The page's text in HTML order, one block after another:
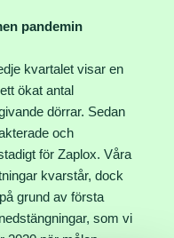
pandemin
kvartalet visar en
ökat antal
dörrar. Sedan
och
för Zaplox. Våra
kvarstår, dock
grund av första
som vi